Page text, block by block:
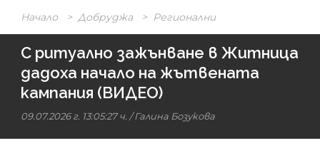
Начало > Добруджа > Регионални
С ритуално зажънване в Житница
дадоха начало на жътвената
кампания (ВИДЕО)
09.07.2026 г. 13:05:27 ч. /Галина Бозукова